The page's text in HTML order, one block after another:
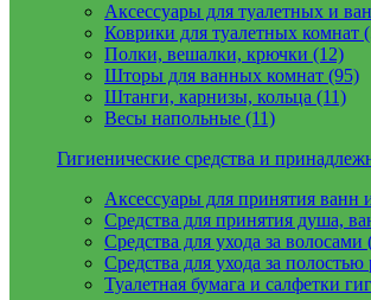
Аксессуары для туалетных и
Коврики для туалетных комнат
Полки, вешалки, крючки (12)
Шторы для ванных комнат (95)
Штанги, карнизы, кольца (11)
Весы напольные (11)
Гигиенические средства и
Аксессуары для принятия ванн
Средства для принятия душа,
Средства для ухода за волосами
Средства для ухода за полостью
Туалетная бумага и салфетки